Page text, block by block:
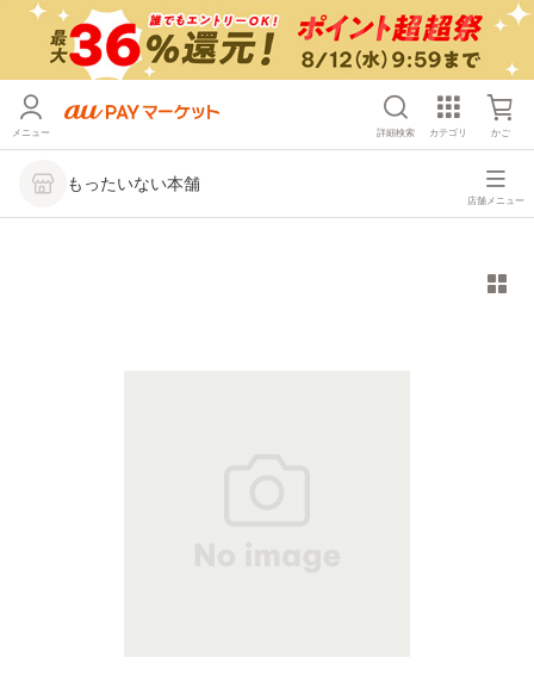
メニュー 詳細検索 カテゴリ かご
もったいない本舗
店舗メニュー